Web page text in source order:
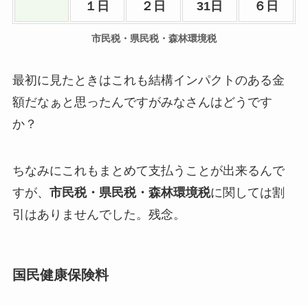
１日 ２日 31日 ６日
市民税・県民税・森林環境税
最初に見たときはこれも結構インパクトのある金
額だなぁと思ったんですがみなさんはどうです
か？
ちなみにこれもまとめて支払うことが出来るんで
すが、 市民税・県民税・森林環境税に関しては割
引はありませんでした。残念。
国民健康保険料